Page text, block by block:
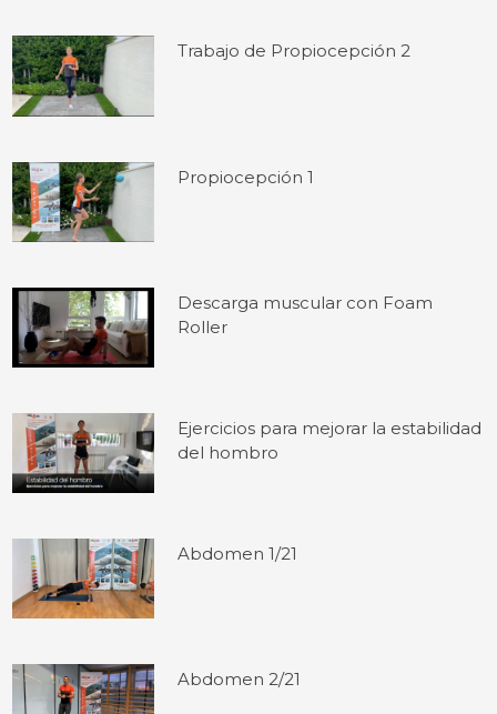
Trabajo de Propiocepción 2
Propiocepción 1
Descarga muscular con Foam
Roller
Ejercicios para mejorar la estabilidad
del hombro
Abdomen 1/21
Abdomen 2/21